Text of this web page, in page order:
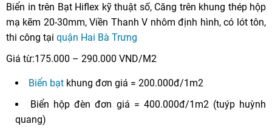
Biển in trên Bạt Hiflex kỹ thuật số, Căng trên khung thép hộp
mạ kẽm 20-30mm, Viền Thanh V nhôm định hình, có lót tôn,
thi công tại quận Hai Bà Trưng
Giá từ:175.000 – 290.000 VND/M2
Biển bạt khung đơn giá = 200.000đ/1m2
Biển hộp đèn đơn giá = 400.000đ/1m2 (tuýp huỳnh
quang)